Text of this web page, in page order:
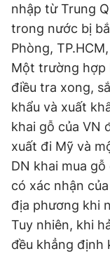
nhập từ Trung
trong nước bị
Phòng,
Một trường hợp
điều tra xong,
khẩu và xuất
khai gỗ của VN
xuất đi Mỹ và
DN khai mua
có xác nhận
địa phương khi
Tuy nhiên, khi
đều khẳng định